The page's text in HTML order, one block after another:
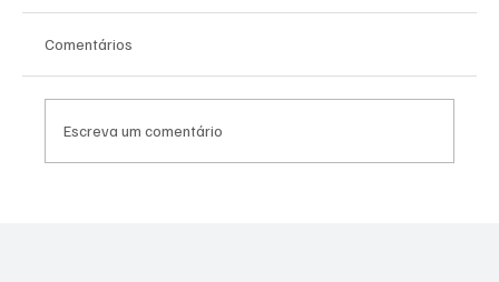
Comentários
Escreva um comentário